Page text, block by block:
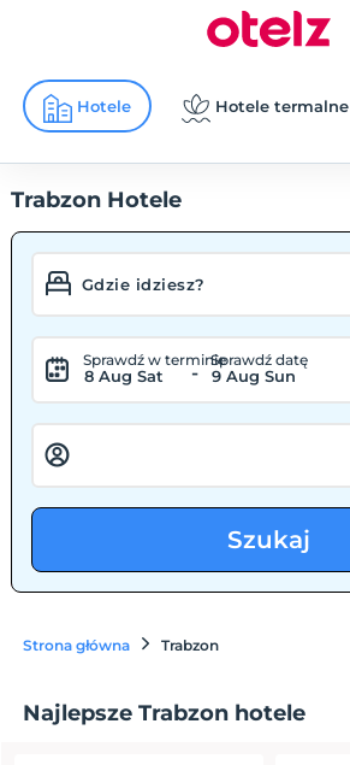
Hotele Hotele termalne
Trabzon Hotele
Sprawdź w terminie
8 Aug Sat -
Sprawdź datę
9 Aug Sun
Szukaj
Strona główna Trabzon
Najlepsze Trabzon hotele